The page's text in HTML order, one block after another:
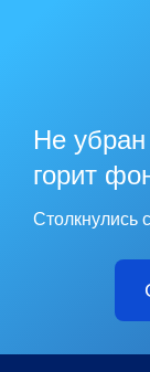
Не убран
горит
Столкнулись